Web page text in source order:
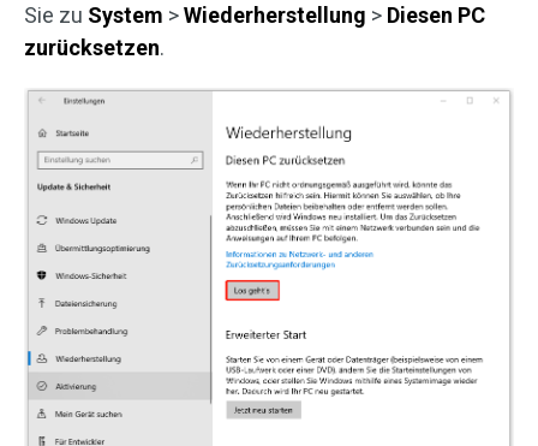
Sie zu System >Wiederherstellung > Diesen PC
zurücksetzen.